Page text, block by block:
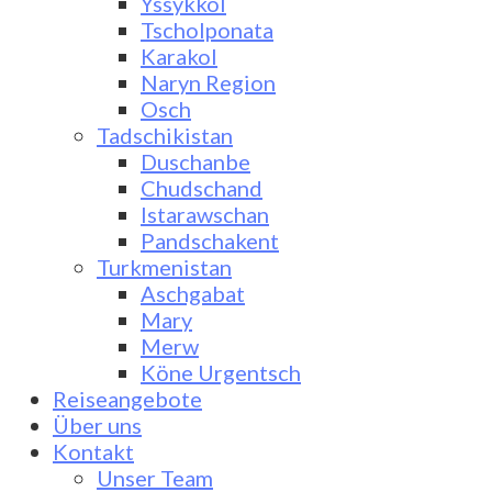
Tscholponata
Karakol
Naryn Region
Osch
Tadschikistan
Duschanbe
Chudschand
Istarawschan
Pandschakent
Turkmenistan
Aschgabat
Mary
Merw
Köne Urgentsch
Reiseangebote
Über uns
Kontakt
Unser Team